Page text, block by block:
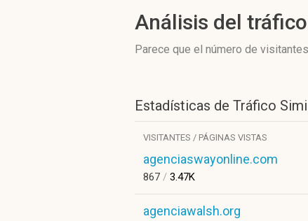
Análisis del tráfico
Parece que el número de
Estadísticas de Tráfico
VISITANTES / PÁGINAS VISTAS
agenciaswayonline.com
867 / 3.47K
agenciawalsh.org